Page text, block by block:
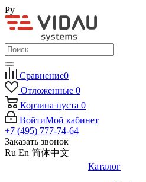
Ру
Сравнение0
Отложенные 0
Корзина пуста 0
ВойтиМой кабинет
+7 (495) 777-74-64
Заказать звонок
Ru En 简体中文
Каталог